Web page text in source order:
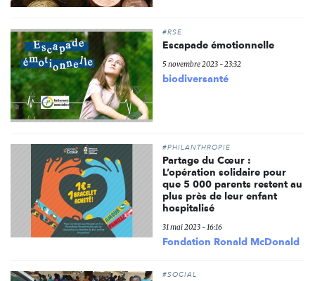
#RSE
Escapade émotionnelle
5 novembre 2023 - 23:32
biodiversanté
#PHILANTHROPIE
Partage du Cœur :
L’opération solidaire pour
que 5 000 parents restent au
plus près de leur enfant
hospitalisé
31 mai 2023 - 16:16
Fondation Ronald McDonald
#SOCIAL